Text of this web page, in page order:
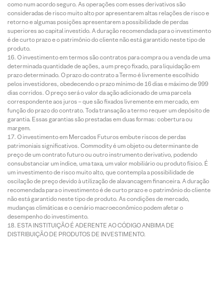
como num acordo seguro. As operações com esses derivativos são
consideradas de risco muito alto por apresentarem altas relações de risco e
retorno e algumas posições apresentarem a possibilidade de perdas
superiores ao capital investido. A duração recomendada para o investimento
é de curto prazo e o patrimônio do cliente não está garantido neste tipo de
produto.
O investimento em termos são contratos para compra ou a venda de uma
determinada quantidade de ações, a um preço fixado, para liquidação em
prazo determinado. O prazo do contrato a Termo é livremente escolhido
pelos investidores, obedecendo o prazo mínimo de 16 dias e máximo de 999
dias corridos. O preço será o valor da ação adicionado de uma parcela
correspondente aos juros – que são fixados livremente em mercado, em
função do prazo do contrato. Toda transação a termo requer um depósito de
garantia. Essas garantias são prestadas em duas formas: cobertura ou
margem.
O investimento em Mercados Futuros embute riscos de perdas
patrimoniais significativos. Commodity é um objeto ou determinante de
preço de um contrato futuro ou outro instrumento derivativo, podendo
consubstanciar um índice, uma taxa, um valor mobiliário ou produto físico. É
um investimento de risco muito alto, que contempla a possibilidade de
oscilação de preço devido à utilização de alavancagem financeira. A duração
recomendada para o investimento é de curto prazo e o patrimônio do cliente
não está garantido neste tipo de produto. As condições de mercado,
mudanças climáticas e o cenário macroeconômico podem afetar o
desempenho do investimento.
ESTA INSTITUIÇÃO É ADERENTE AO CÓDIGO ANBIMA DE
DISTRIBUIÇÃO DE PRODUTOS DE INVESTIMENTO.